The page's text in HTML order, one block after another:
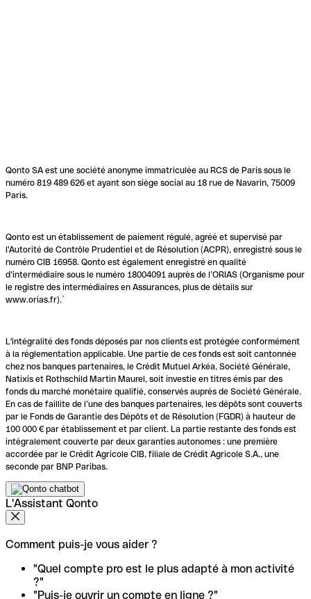
Qonto SA est une société anonyme immatriculée au RCS de Paris sous le
numéro 819 489 626 et ayant son siège social au 18 rue de Navarin, 75009
Paris.
Qonto est un établissement de paiement régulé, agréé et supervisé par
l'Autorité de Contrôle Prudentiel et de Résolution (ACPR), enregistré sous le
numéro CIB 16958. Qonto est également enregistré en qualité
d’intermédiaire sous le numéro 18004091 auprès de l’ORIAS (Organisme pour
le registre des intermédiaires en Assurances, plus de détails sur
www.orias.fr).`
L'intégralité des fonds déposés par nos clients est protégée conformément
à la réglementation applicable. Une partie de ces fonds est soit cantonnée
chez nos banques partenaires, le Crédit Mutuel Arkéa, Société Générale,
Natixis et Rothschild Martin Maurel, soit investie en titres émis par des
fonds du marché monétaire qualifié, conservés auprès de Société Générale.
En cas de faillite de l’une des banques partenaires, les dépôts sont couverts
par le Fonds de Garantie des Dépôts et de Résolution (FGDR) à hauteur de
100 000 € par établissement et par client. La partie restante des fonds est
intégralement couverte par deux garanties autonomes : une première
accordée par le Crédit Agricole CIB, filiale de Crédit Agricole S.A., une
seconde par BNP Paribas.
L'Assistant Qonto
Comment puis-je vous aider ?
"Quel compte pro est le plus adapté à mon activité
?"
"Puis-je ouvrir un compte en ligne ?"